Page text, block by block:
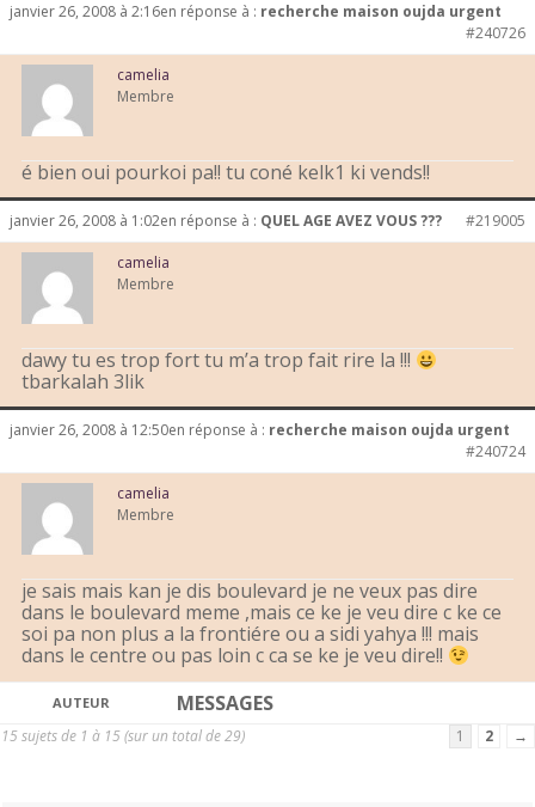
janvier 26, 2008 à 2:16en réponse à : recherche maison oujda urgent
#240726
camelia
Membre
é bien oui pourkoi pa!! tu coné kelk1 ki vends!!
janvier 26, 2008 à 1:02en réponse à : QUEL AGE AVEZ VOUS ??? #219005
camelia
Membre
dawy tu es trop fort tu m’a trop fait rire la !!!
tbarkalah 3lik
janvier 26, 2008 à 12:50en réponse à : recherche maison oujda urgent
#240724
camelia
Membre
je sais mais kan je dis boulevard je ne veux pas dire
dans le boulevard meme ,mais ce ke je veu dire c ke ce
soi pa non plus a la frontiére ou a sidi yahya !!! mais
dans le centre ou pas loin c ca se ke je veu dire!!
AUTEUR MESSAGES
15 sujets de 1 à 15 (sur un total de 29) 1 2 →